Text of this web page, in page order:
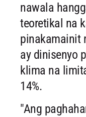
nawala
teoretikal na
pinakamainit
ay dinisenyo
klima na
14%.
"Ang